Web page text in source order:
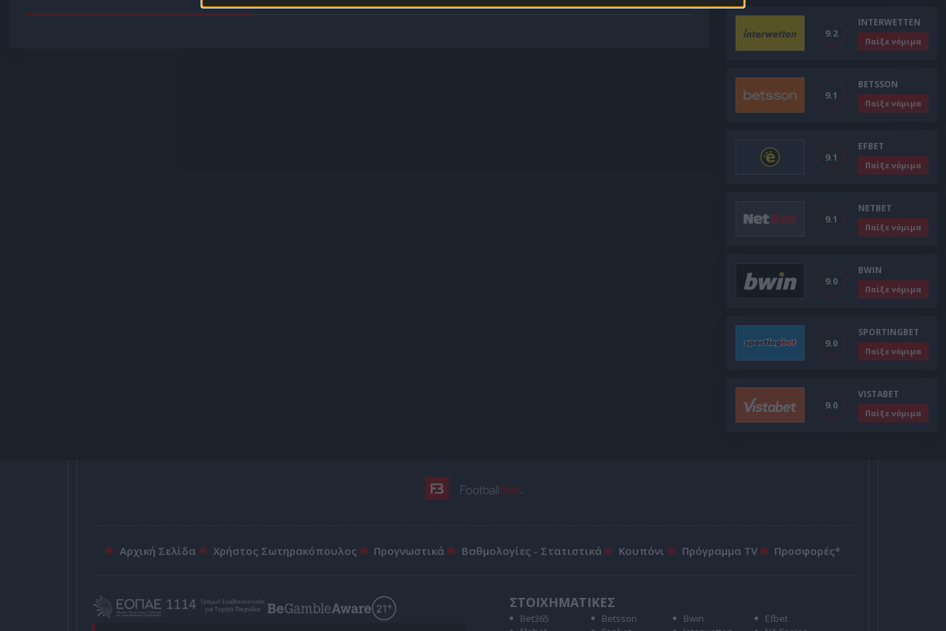
9.2
INTERWETTEN
Παίξε νόμιμα
9.1
BETSSON
Παίξε νόμιμα
9.1
EFBET
Παίξε νόμιμα
9.1
NETBET
Παίξε νόμιμα
9.0
BWIN
Παίξε νόμιμα
9.0
SPORTINGBET
Παίξε νόμιμα
9.0
VISTABET
Παίξε νόμιμα
Αρχική Σελίδα Χρήστος Σωτηρακόπουλος Προγνωστικά Βαθμολογίες - Στατιστικά Κουπόνι Πρόγραμμα TV Προσφορές*
ΣΤΟΙΧΗΜΑΤΙΚΕΣ
Bet365 Betsson Bwin
Efbet